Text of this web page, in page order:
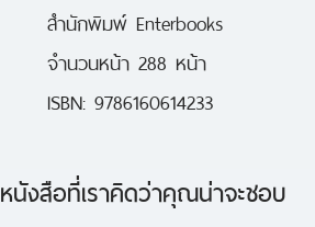
สำนักพิมพ์ Enterbooks
จำนวนหน้า 288 หน้า
ISBN: 9786160614233
หนังสือที่เราคิดว่าคุณน่าจะชอบ